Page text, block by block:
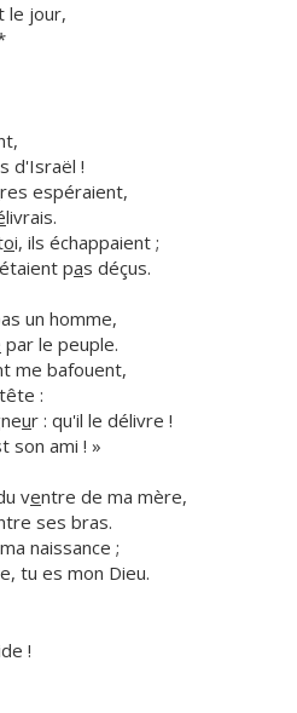
le jour,
d'Israël !
res espéraient,
livrais.
oi, ils échappaient ;
pas déçus.
un homme,
par le peuple.
me bafouent,
:
ur : qu'il le délivre !
son ami ! »
ventre de ma mère,
ses bras.
naissance ;
tu es mon Dieu.
!